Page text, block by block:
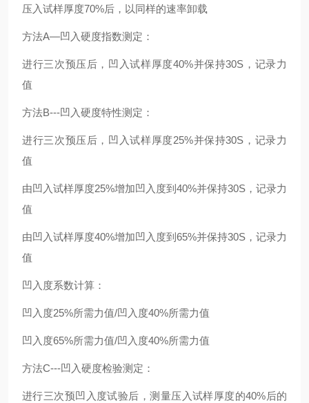
压入试样厚度70%后，以同样的速率卸载
方法A—凹入硬度指数测定：
进行三次预压后，凹入试样厚度40%并保持30S，记录力
值
方法B---凹入硬度特性测定：
进行三次预压后，凹入试样厚度25%并保持30S，记录力
值
由凹入试样厚度25%增加凹入度到40%并保持30S，记录力
值
由凹入试样厚度40%增加凹入度到65%并保持30S，记录力
值
凹入度系数计算：
凹入度25%所需力值/凹入度40%所需力值
凹入度65%所需力值/凹入度40%所需力值
方法C---凹入硬度检验测定：
进行三次预凹入度试验后，测量压入试样厚度的40%后的